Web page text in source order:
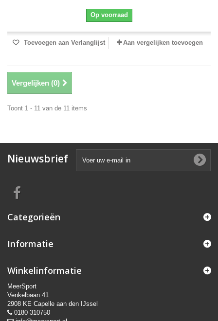
Op voorraad
Toevoegen aan Verlanglijst Aan vergelijken toevoegen
Vergelijken (0)
Toont 1 - 11 van de 11 items
Nieuwsbrief
Categorieën
Informatie
Winkelinformatie
MeerSport
Venkelbaan 41
2908 KE Capelle aan den IJssel
0180-310750